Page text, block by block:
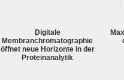
Digitale
Membranchromatographie
öffnet neue Horizonte in der
Proteinanalytik